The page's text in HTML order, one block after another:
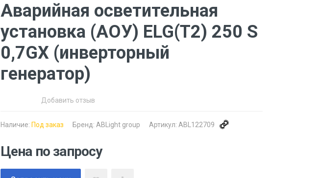
Аварийная осветительная
установка (АОУ) ELG(T2) 250 S
0,7GX (инверторный
генератор)
Добавить отзыв
Наличие: Под заказ Бренд: ABLight group Артикул: ABL122709
Цена по запросу